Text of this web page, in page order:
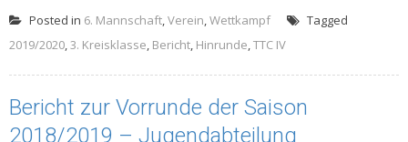
Posted in 6. Mannschaft,Verein,Wettkampf
Tagged
2019/2020,3. Kreisklasse, Bericht, Hinrunde,TTC IV
Bericht zur Vorrunde der Saison
2018/2019 – Jugendabteilung